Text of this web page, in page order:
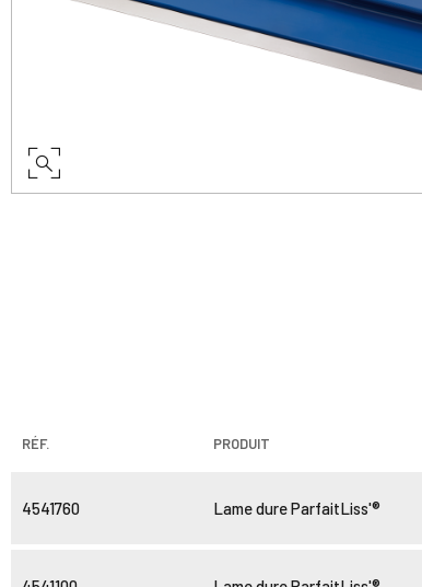
RÉF. PRODUIT
4541760 Lame dure ParfaitLiss'®